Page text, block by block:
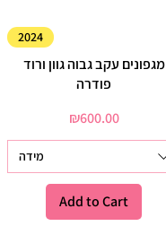
2024
מגפונים עקב גבוה גוון ורוד
פודרה
Price
₪600.00
מידה
Add to Cart